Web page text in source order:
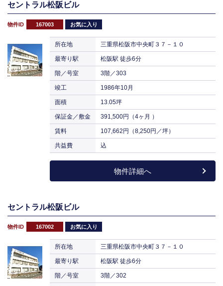
セントラル松阪ビル
物件ID 167003 お気に入り
所在地 三重県松阪市中央町３７－１０
最寄り駅 松阪駅 徒歩6分
階／号室 3階／303
竣工 1986年10月
面積 13.05坪
保証金／敷金 391,500円（4ヶ月 ）
賃料 107,662円（8,250円／坪）
共益費 込
物件詳細へ
セントラル松阪ビル
物件ID 167002 お気に入り
所在地 三重県松阪市中央町３７－１０
最寄り駅 松阪駅 徒歩6分
階／号室 3階／302